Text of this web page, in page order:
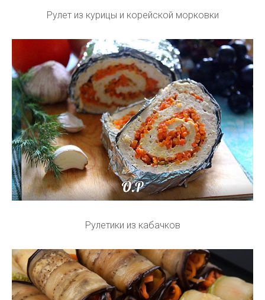
Рулет из курицы и корейской морковки
Рулетики из кабачков